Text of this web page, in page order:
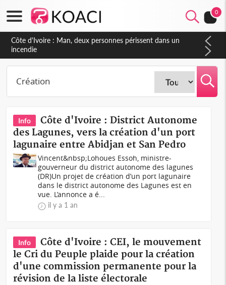
0
Côte d'Ivoire : Séileu, la célébration de la fête nationale
transformée en vaste campagne contre les produits
dépigmentants dangereux
Info
Côte d'Ivoire : District Autonome
des Lagunes, vers la création d'un port
lagunaire entre Abidjan et San Pedro
Vincent&nbsp;Lohoues Essoh, ministre-
gouverneur du district autonome des lagunes
(DR)Un projet de création d’un port lagunaire
dans le district autonome des Lagunes est en
vue. L’annonce a é...
il y a 1 an
Info
Côte d'Ivoire : CEI, le mouvement
le Cri du Peuple plaide pour la création
d'une commission permanente pour la
révision de la liste électorale